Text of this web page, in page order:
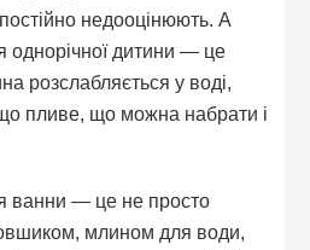
недооцінюють. А
однорічної дитини — це
розслабляється у воді,
пливе, що можна набрати і
ванни — це не просто
млином для води,